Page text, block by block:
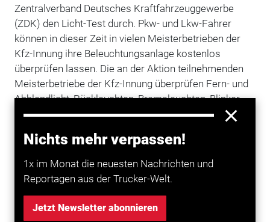
Nichts mehr verpassen!
1x im Monat die neuesten Nachrichten und
Reportagen aus der Trucker-Welt.
Jetzt Newsletter abonnieren
Zentralverband Deutsches Kraftfahrzeuggewerbe
(ZDK) den Licht-Test durch. Pkw- und Lkw-Fahrer
können in dieser Zeit in vielen Meisterbetrieben der
Kfz-Innung ihre Beleuchtungsanlage kostenlos
überprüfen lassen. Die an der Aktion teilnehmenden
Meisterbetriebe der Kfz-Innung überprüfen Fern- und
Abblendlicht, Rückleuchten, Bremsleuchten, Blinker,
Warnblinkanlage, Nebelschlussleuchte,
sowie alle erlaubten Zusatzscheinwerfer. Sind alle
Leuchten und Scheinwerfer in Ordnung, gibt es die
„Licht-Test-Plakette“ für die Frontscheibe des
Dass der Licht-Test sinnvoll ist, zeigen die